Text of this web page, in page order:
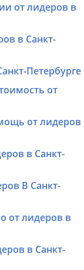
от лидеров в
в Санкт-
Петербурге
от
от лидеров
в Санкт-
В Санкт-
от лидеров в
в Санкт-